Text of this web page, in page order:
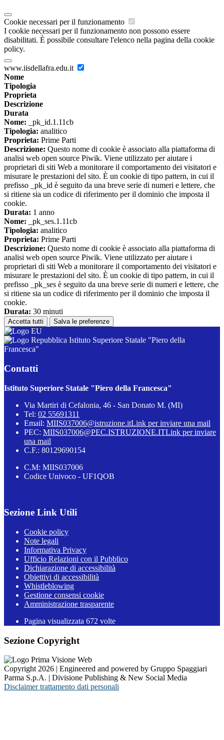
Cookie necessari per il funzionamento
I cookie necessari per il funzionamento non possono essere
disabilitati. È possibile consultare l'elenco nella pagina della cookie
policy.
www.iisdellafra.edu.it
Nome
Tipologia
Proprieta
Descrizione
Durata
Nome: _pk_id.1.11cb
Tipologia: analitico
Proprieta: Prime Parti
Descrizione: Questo nome di cookie è associato alla piattaforma di
analisi web open source Piwik. Viene utilizzato per aiutare i
proprietari di siti Web a monitorare il comportamento dei visitatori e
misurare le prestazioni del sito. È un cookie di tipo pattern, in cui il
prefisso _pk_id è seguito da una breve serie di numeri e lettere, che
si ritiene sia un codice di riferimento per il dominio che imposta il
cookie.
Durata: 1 anno
Nome: _pk_ses.1.11cb
Tipologia: analitico
Proprieta: Prime Parti
Descrizione: Questo nome di cookie è associato alla piattaforma di
analisi web open source Piwik. Viene utilizzato per aiutare i
proprietari di siti Web a monitorare il comportamento dei visitatori e
misurare le prestazioni del sito. È un cookie di tipo pattern, in cui il
prefisso _pk_ses è seguito da una breve serie di numeri e lettere, che
si ritiene sia un codice di riferimento per il dominio che imposta il
cookie.
Durata: 30 minuti
Accetta tutti Salva le preferenze
Istituto Superiore Statale "Piero della
Francesca"
Contatti
Istituto Superiore Statale "Piero della Francesca"
Via Martiri di Cefalonia, 46 - San Donato M. (MI)
Tel: 02 55691311
Email: MIIS037006@istruzione.itLink per inviare una mail
PEC: MIIS037006@PEC.ISTRUZIONE.ITLink per inviare
una mail
C.F.: 80129690154
C.M: MIIS037006
Codice Univoco - UF1QOB
Sezione Link Utili
Cookie policy
Note legali
Informativa Privacy
Ufficio Relazioni con il Pubblico
Dichiarazione di accessibilità
Obiettivi di accessibilità
Whistleblowing
Gestione consensi cookie
Amministrazione trasparente
Pagina visualizzata 672 volte
Sezione Copyright
Copyright 2026 | Engineered and powered by Gruppo Spaggiari
Parma S.p.A. | Divisione Publishing & New Social Media
Disclaimer trattamento dati personali